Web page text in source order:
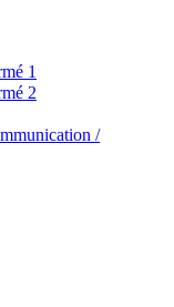
1
2
/